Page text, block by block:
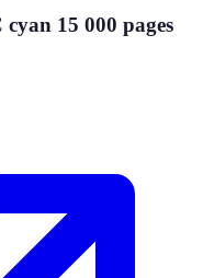
15 000 pages